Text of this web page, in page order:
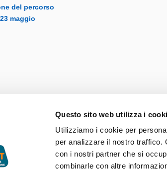
Questo sito web utilizza i
Utilizziamo i cookie per
per analizzare il nostro traffico.
con i nostri partner che si
combinarle con altre
del percorso
maggio
AMT Azienda Mobilità e Trasporti S.p.A.
via Montaldo 2, 16137 Genova
P.IVA e n° iscrizione Registro Imprese di Genova 037 839